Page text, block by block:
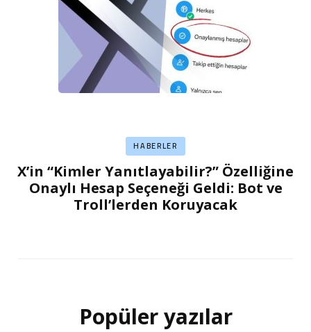
HABERLER
X’in “Kimler Yanıtlayabilir?” Özelliğine
Onaylı Hesap Seçeneği Geldi: Bot ve
Troll’lerden Koruyacak
Popüler yazılar